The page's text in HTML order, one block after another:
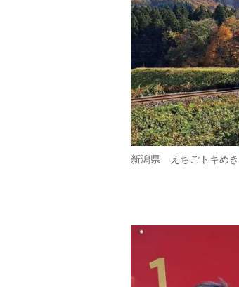
新潟県 えちごトキめき